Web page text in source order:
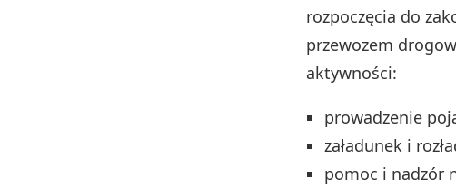
rozpoczęcia do
przewozem
aktywności:
prowadzenie
załadunek i
pomoc i nadzór